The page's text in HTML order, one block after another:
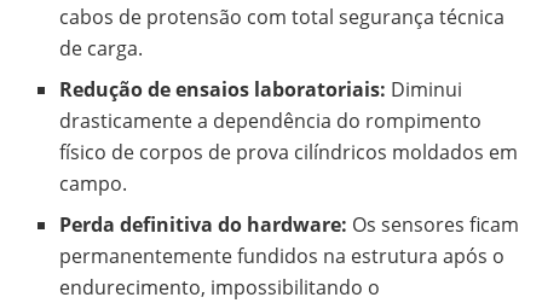
cabos de protensão com total segurança técnica
de carga.
Redução de ensaios laboratoriais: Diminui
drasticamente a dependência do rompimento
físico de corpos de prova cilíndricos moldados em
campo.
Perda definitiva do hardware: Os sensores ficam
permanentemente fundidos na estrutura após o
endurecimento, impossibilitando o